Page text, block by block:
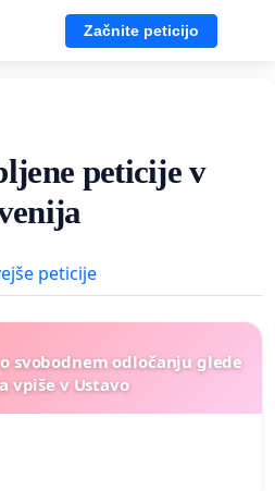
Začnite peticijo
peticije v
peticije
svobodnem odločanju glede
vpiše v Ustavo